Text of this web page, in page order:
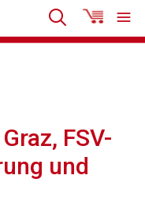
FSV-
und